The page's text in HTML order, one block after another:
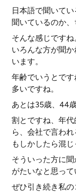
日本語で聞いて
聞いているのか、
そんな感じですね
いろんな方が聞
います。
年齢でいうとで
多いですね。
あとは35歳、44
割とですね、年
ら、会社で言わ
もしかしたら混
そういった方に
がたいなと思って
ぜひ引き続き私